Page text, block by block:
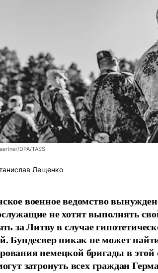
DPA/TASS
Лещенко
военное ведомство
не хотят выполнять
за Литву в случае
Бундесвер никак не может
немецкой бригады в этой
затронуть всех граждан